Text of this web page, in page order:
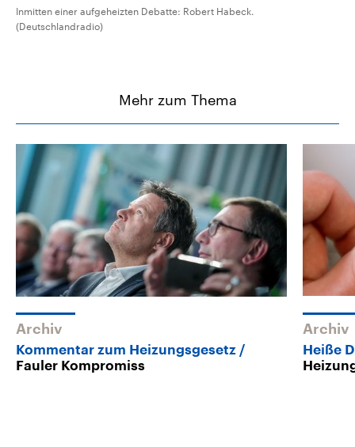
Inmitten einer aufgeheizten Debatte: Robert Habeck.
(Deutschlandradio)
Mehr zum Thema
Archiv
Kommentar zum Heizungsgesetz
Fauler Kompromiss
Archiv
Heiße